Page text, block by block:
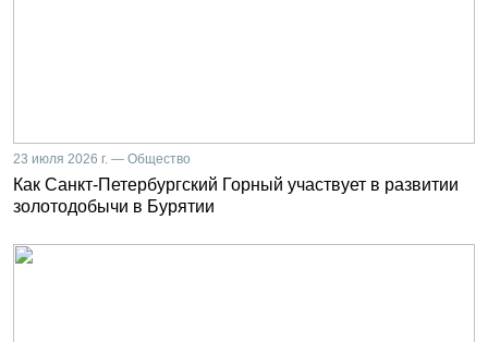
23 июля 2026 г. — Общество
Как Санкт-Петербургский Горный участвует в развитии
золотодобычи в Бурятии